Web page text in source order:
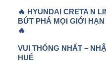
🔥 HYUNDAI CRETA N
BỨT PHÁ MỌI GIỚI
🔥
VUI THỐNG NHẤT –
HUẾ